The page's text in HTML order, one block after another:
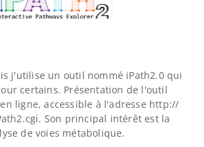
j'utilise un outil nommé iPath2.0 qui
certains. Présentation de l'outil
ligne, accessible à l'adresse http://​
Son principal intérêt est la
de voies métabolique.